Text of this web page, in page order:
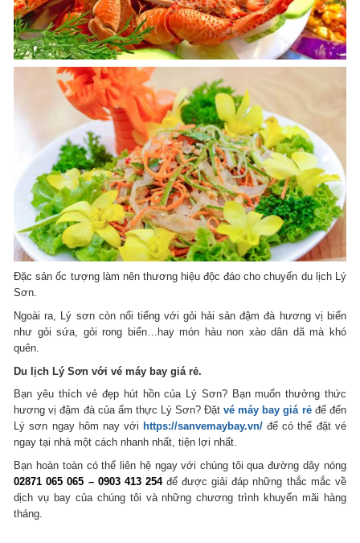
Đặc sản ốc tượng làm nên thương hiệu độc đáo cho chuyến du lịch Lý
Sơn.
Ngoài ra, Lý sơn còn nổi tiếng với gỏi hải sản đậm đà hương vị biển
như gỏi sứa, gỏi rong biển…hay món hàu non xào dân dã mà khó
quên.
Du lịch Lý Sơn với vé máy bay giá rẻ.
Bạn yêu thích vẻ đẹp hút hồn của Lý Sơn? Bạn muốn thưởng thức
hương vị đậm đà của ẩm thực Lý Sơn? Đặtvé máy bay giá rẻđể đến
Lý sơn ngay hôm nay với https://sanvemaybay.vn/ để có thể đặt vé
ngay tại nhà một cách nhanh nhất, tiện lợi nhất.
Bạn hoàn toàn có thể liên hệ ngay với chúng tôi qua đường dây nóng
02871 065 065 – 0903 413 254 để được giải đáp những thắc mắc về
dịch vụ bay của chúng tôi và những chương trình khuyến mãi hàng
tháng.